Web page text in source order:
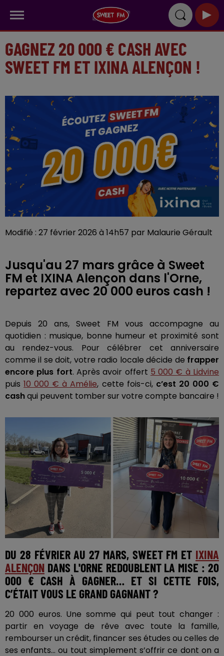
GAGNEZ 20 000 € CASH AVEC
SWEET FM ET IXINA ALENÇON !
Modifié : 27 février 2026 à 14h57 par Malaurie Gérault
Jusqu'au 27 mars grâce à Sweet
FM et IXINA Alençon dans l'Orne,
repartez avec 20 000 euros cash !
Depuis 20 ans, Sweet FM vous accompagne au
quotidien : musique, bonne humeur et proximité sont
au rendez-vous. Pour célébrer cet anniversaire
comme il se doit, votre radio locale décide de frapper
encore plus fort. Après avoir offert 5 000 € à Lidvine
puis10 000 € à Amélie, cette fois-ci, c’est 20 000 €
cashqui peuvent tomber sur votre compte bancaire !
DU 28 FÉVRIER AU 27 MARS, SWEET FM ET IXINA
ALENÇON DANS L'ORNE REDOUBLENT LA MISE : 20
000 € CASH À GAGNER… ET SI CETTE FOIS,
C’ÉTAIT VOUS LE GRAND GAGNANT ?
20 000 euros. Une somme qui peut tout changer :
partir en voyage de rêve avec toute la famille,
rembourser un crédit, financer ses études ou celles de
ses enfants… ou tout simplement s’offrir ce dont on a